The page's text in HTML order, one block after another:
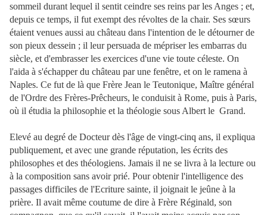
sommeil durant lequel il sentit ceindre ses reins par les Anges ; et,
depuis ce temps, il fut exempt des révoltes de la chair. Ses sœurs
étaient venues aussi au château dans l'intention de le détourner de
son pieux dessein ; il leur persuada de mépriser les embarras du
siècle, et d'embrasser les exercices d'une vie toute céleste. On
l'aida à s'échapper du château par une fenêtre, et on le ramena à
Naples. Ce fut de là que Frère Jean le Teutonique, Maître général
de l'Ordre des Frères-Prêcheurs, le conduisit à Rome, puis à Paris,
où il étudia la philosophie et la théologie sous Albert le Grand.
Elevé au degré de Docteur dès l'âge de vingt-cinq ans, il expliqua
publiquement, et avec une grande réputation, les écrits des
philosophes et des théologiens. Jamais il ne se livra à la lecture ou
à la composition sans avoir prié. Pour obtenir l'intelligence des
passages difficiles de l'Ecriture sainte, il joignait le jeûne à la
prière. Il avait même coutume de dire à Frère Réginald, son